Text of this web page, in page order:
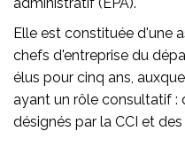
Elle est constituée d'une
chefs d'entreprise du
élus pour cinq ans,
ayant un rôle consultatif :
désignés par la CCI et